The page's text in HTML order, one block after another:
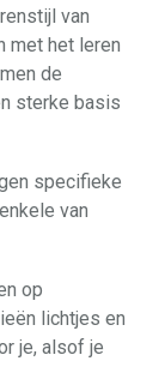
van
met het leren
de
sterke basis
specifieke
van
op
lichtjes en
je, alsof je